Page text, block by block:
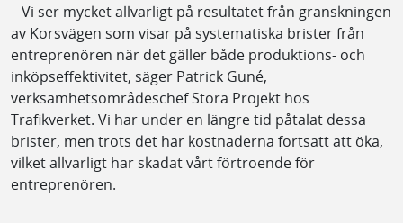
– Vi ser mycket allvarligt på resultatet från granskningen
av Korsvägen som visar på systematiska brister från
entreprenören när det gäller både produktions- och
inköpseffektivitet, säger Patrick Guné,
verksamhetsområdeschef Stora Projekt hos
Trafikverket. Vi har under en längre tid påtalat dessa
brister, men trots det har kostnaderna fortsatt att öka,
vilket allvarligt har skadat vårt förtroende för
entreprenören.